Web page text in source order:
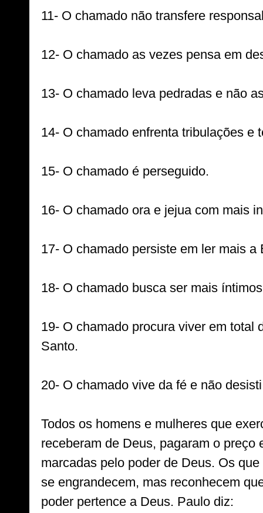
11- O chamado não transfere
12- O chamado as vezes pensa em
13- O chamado leva pedradas e não
14- O chamado enfrenta tribulações e
15- O chamado é perseguido.
16- O chamado ora e jejua com mais
17- O chamado persiste em ler mais a
18- O chamado busca ser mais
19- O chamado procura viver em total
Santo.
20- O chamado vive da fé e não
Todos os homens e mulheres que
receberam de Deus, pagaram o preço
marcadas pelo poder de Deus. Os
se engrandecem, mas reconhecem
poder pertence a Deus. Paulo diz: